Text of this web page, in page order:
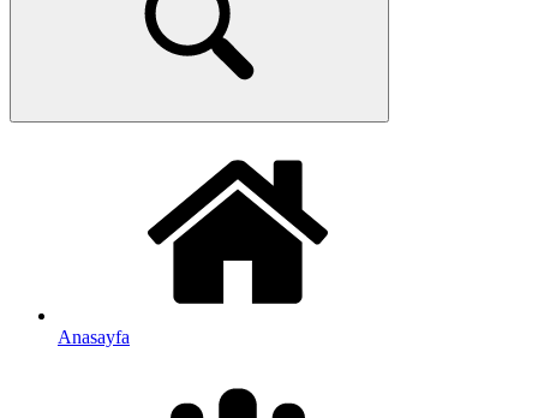
Anasayfa